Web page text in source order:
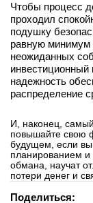
Чтобы процесс
проходил
подушку
равную минимум
неожиданных
инвестиционный
надежность
распределение
И, наконец,
повышайте свою
будущем, если
планированием и
обмана, научат
потери денег и
Поделиться: